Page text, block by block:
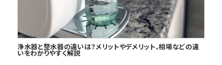
浄水器と整水器の違いは？メリットやデメリット、相場などの違
いをわかりやすく解説